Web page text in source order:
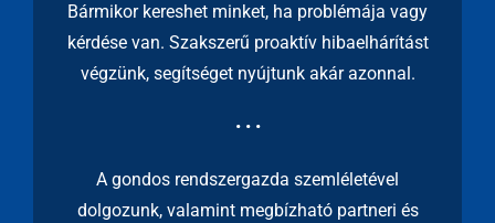
Bármikor kereshet minket, ha problémája vagy
kérdése van. Szakszerű proaktív hibaelhárítást
végzünk, segítséget nyújtunk akár azonnal.
• • •
A gondos rendszergazda szemléletével
dolgozunk, valamint megbízható partneri és